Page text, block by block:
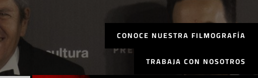
CONOCE NUESTRA FILMOGRAFÍA
TRABAJA CON NOSOTROS